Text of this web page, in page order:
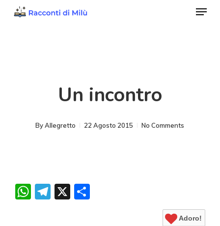
Menu
Un incontro
By Allegretto 22 Agosto 2015 No Comments
WhatsApp
Telegram
X Condividi
Adoro!